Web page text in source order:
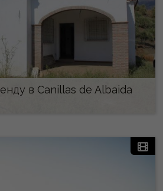
в Canillas de Albaida